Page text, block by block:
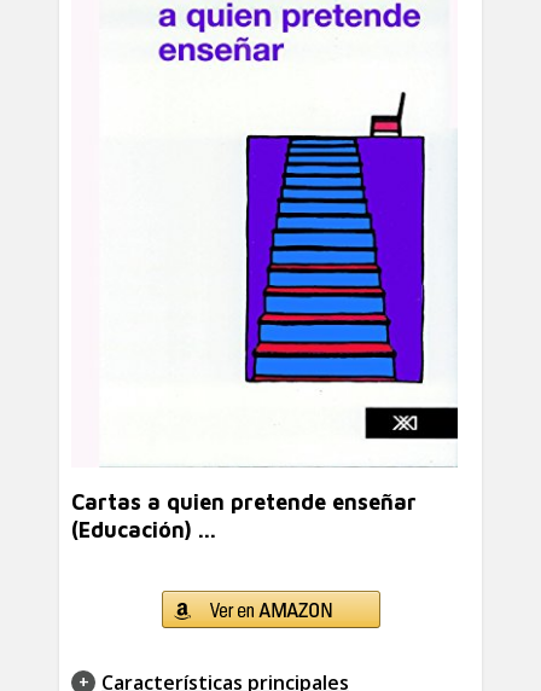
Cartas a quien pretende enseñar
(Educación) ...
Características principales